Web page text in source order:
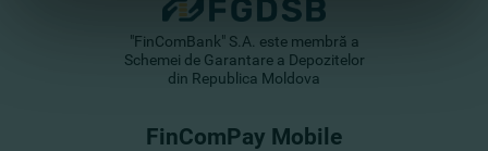
"FinComBank" S.A. este membră a
Schemei de Garantare a Depozitelor
din Republica Moldova
FinComPay Mobile